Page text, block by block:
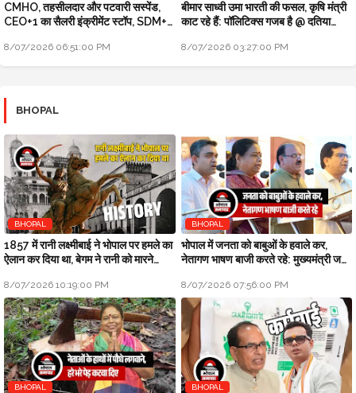
CMHO, तहसीलदार और पटवारी सस्पेंड,
CEO+1 का सैलरी इंक्रीमेंट स्टॉप, SDM+2
8/07/2026 06:51:00 PM
बीमार साध्वी उमा भारती की फसल, कृषि मंत्री
काट रहे हैं: पॉलिटिक्स गजब है @ दतिया
8/07/2026 03:27:00 PM
BHOPAL
BHOPAL
1857 में रानी लक्ष्मीबाई ने भोपाल पर हमले का
ऐलान कर दिया था, बेगम ने रानी को मारने
8/07/2026 10:19:00 PM
BHOPAL
भोपाल में जनता को बाबुओं के हवाले कर,
नेतागण भाषण बाजी करते रहे: मुख्यमंत्री जन
8/07/2026 07:56:00 PM
BHOPAL BHOPAL